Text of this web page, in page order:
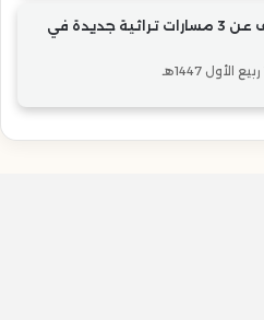
دبي تكشف عن 3 مسارات تراثية جديدة في